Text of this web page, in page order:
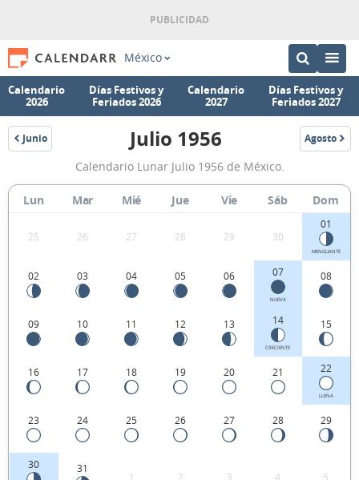
México
Calendario
2026
Días Festivos y
Feriados 2026
Calendario
2027
Días Festivos y
Feriados 2027
Junio
1956
Calendario
Lunar
Julio
México.
Julio 1956 Agosto
1956
Calendario Lunar Julio 1956 de México.
Lun Mar Mié Jue Vie Sáb Dom
25 26 27 28 29 30
01
MENGUANTE
02 03 04 05 06 07
NUEVA
08
09 10 11 12 13 14
CRECIENTE
15
16 17 18 19 20 21 22
LLENA
23 24 25 26 27 28 29
30 31
1 2 3 4 5